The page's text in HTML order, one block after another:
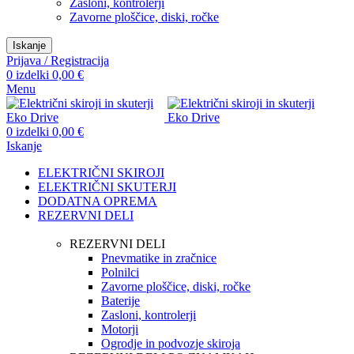
Zasloni, kontrolerji
Zavorne ploščice, diski, ročke
Iskanje
Prijava / Registracija
0 izdelki 0,00 €
Menu
0 izdelki 0,00 €
Iskanje
ELEKTRIČNI SKIROJI
ELEKTRIČNI SKUTERJI
DODATNA OPREMA
REZERVNI DELI
REZERVNI DELI
Pnevmatike in zračnice
Polnilci
Zavorne ploščice, diski, ročke
Baterije
Zasloni, kontrolerji
Motorji
Ogrodje in podvozje skiroja